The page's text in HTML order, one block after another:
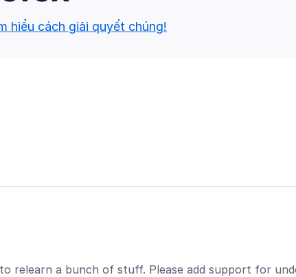
hiểu cách giải quyết chúng!
relearn a bunch of stuff. Please add support for